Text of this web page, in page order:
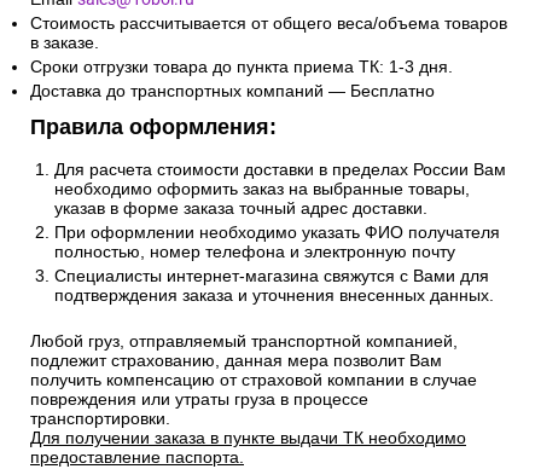
Стоимость рассчитывается от общего веса/объема товаров
в заказе.
Сроки отгрузки товара до пункта приема ТК: 1-3 дня.
Доставка до транспортных компаний — Бесплатно
Правила оформления:
Для расчета стоимости доставки в пределах России Вам
необходимо оформить заказ на выбранные товары,
указав в форме заказа точный адрес доставки.
При оформлении необходимо указать ФИО получателя
полностью, номер телефона и электронную почту
Специалисты интернет-магазина свяжутся с Вами для
подтверждения заказа и уточнения внесенных данных.
Любой груз, отправляемый транспортной компанией,
подлежит страхованию, данная мера позволит Вам
получить компенсацию от страховой компании в случае
повреждения или утраты груза в процессе
транспортировки.
Для получении заказа в пункте выдачи ТК необходимо
предоставление паспорта.